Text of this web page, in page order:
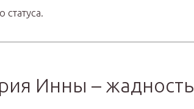
статуса.
Инны – жадность